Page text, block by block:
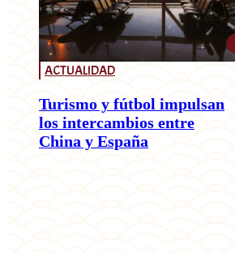
ACTUALIDAD
Turismo y fútbol impulsan
los intercambios entre
China y España